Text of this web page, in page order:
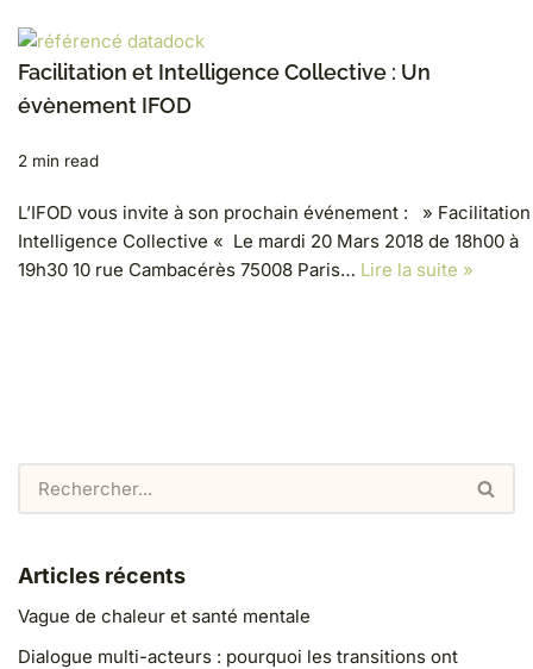
Facilitation et Intelligence Collective : Un
évènement IFOD
2 min read
L’IFOD vous invite à son prochain événement : »
Intelligence Collective « Le mardi 20 Mars 2018 de 18h00 à
19h30 10 rue Cambacérès 75008 Paris… Lire la suite »
Articles récents
Vague de chaleur et santé mentale
Dialogue multi-acteurs : pourquoi les transitions ont